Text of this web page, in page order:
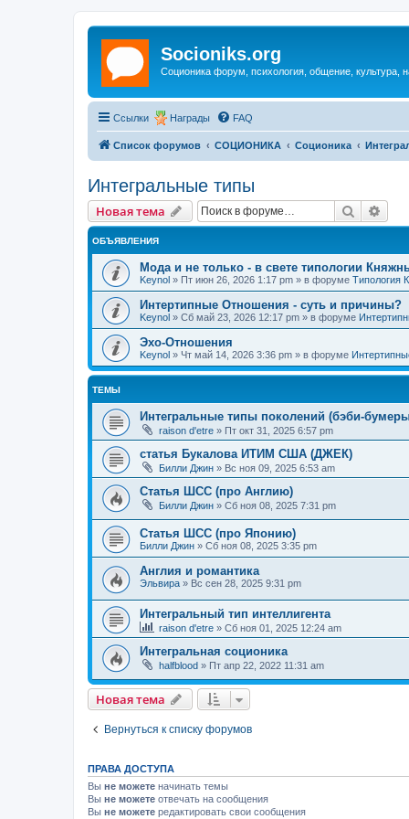
Socioniks.org
Соционика форум, психология, общение, культура,
Ссылки Награды FAQ
Список форумов СОЦИОНИКА Соционика
Интегральные типы
Новая тема Поиск
ОБЪЯВЛЕНИЯ
Мода и не только - в свете типологии
Keynol » Пт июн 26, 2026 1:17 pm » в форуме Типология
Интертипные Отношения - суть и причины?
Keynol » Сб май 23, 2026 12:17 pm » в форуме
Эхо-Отношения
Keynol » Чт май 14, 2026 3:36 pm » в форуме
ТЕМЫ
Интегральные типы поколений (бэби-
raison d'etre » Пт окт 31, 2025 6:57 pm
статья Букалова ИТИМ США (ДЖЕК)
Билли Джин » Вс ноя 09, 2025 6:53 am
Статья ШСС (про Англию)
Билли Джин » Сб ноя 08, 2025 7:31 pm
Статья ШСС (про Японию)
Билли Джин » Сб ноя 08, 2025 3:35 pm
Англия и романтика
Эльвира » Вс сен 28, 2025 9:31 pm
Интегральный тип интеллигента
raison d'etre » Сб ноя 01, 2025 12:24 am
Интегральная соционика
halfblood » Пт апр 22, 2022 11:31 am
Новая тема
Вернуться к списку форумов
ПРАВА ДОСТУПА
Вы не можете начинать темы
Вы не можете отвечать на сообщения
Вы не можете редактировать свои сообщения